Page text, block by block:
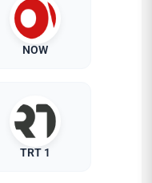
NOW
TRT 1